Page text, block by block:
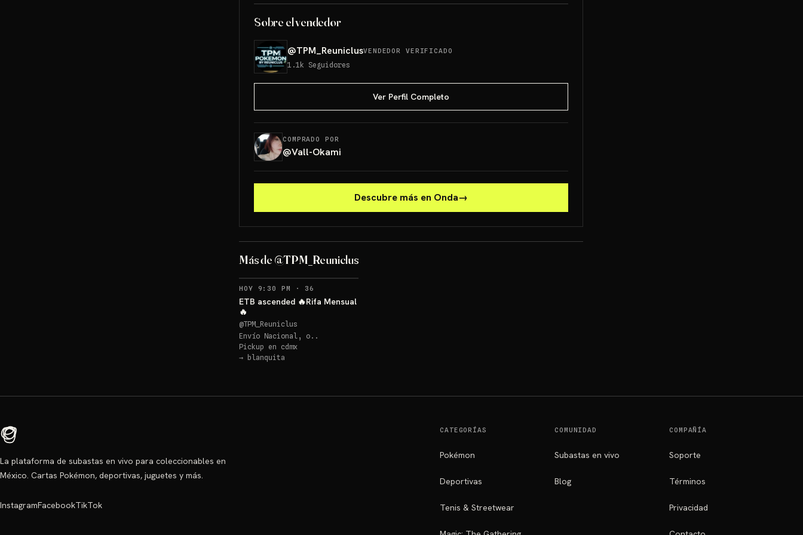
Sobre el vendedor
@TPM_ReuniclusVENDEDOR VERIFICADO
1.1k Seguidores
Ver Perfil Completo
COMPRADO POR
@Vall-Okami
Descubre más en Onda→
Más de @TPM_Reuniclus
HOY 9:30 PM · 36
ETB ascended 🔥Rifa Mensual
🔥
@TPM_Reuniclus
Envío Nacional, o..
Pickup en cdmx
→ blanquita
La plataforma de subastas en vivo para coleccionables en
México. Cartas Pokémon, deportivas, juguetes y más.
InstagramFacebookTikTok
CATEGORÍAS
Pokémon
Deportivas
Tenis & Streetwear
COMUNIDAD
Subastas en vivo
Blog
COMPAÑÍA
Soporte
Términos
Privacidad